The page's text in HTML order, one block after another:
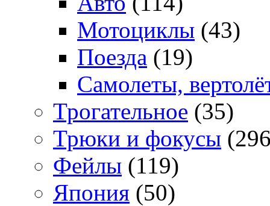
Мотоциклы (43)
Поезда (19)
Самолеты,
Трогательное (35)
Трюки и фокусы
Фейлы (119)
Япония (50)